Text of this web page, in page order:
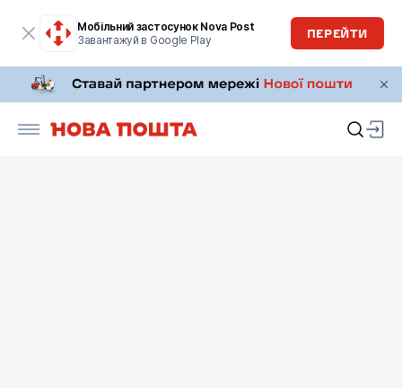
Мобільний застосунок Nova Post
Завантажуй в Google Play
ПЕРЕЙТИ